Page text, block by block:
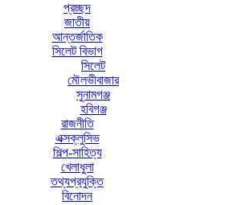
প্রচ্ছদ
জাতীয়
আন্তর্জাতিক
সিলেট বিভাগ
সিলেট
মৌলভীবাজার
সুনামগঞ্জ
হবিগঞ্জ
রাজনীতি
এক্সক্লুসিভ
শিল্প-সাহিত্য
খেলাধুলা
তথ্যপ্রযুক্তি
বিনোদন